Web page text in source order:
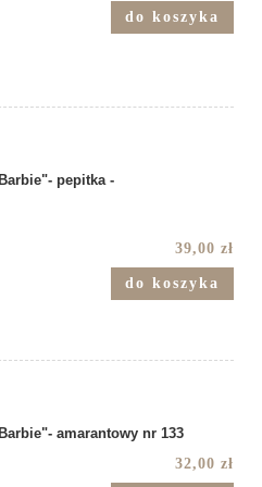
do koszyka
pepitka -
39,00 zł
do koszyka
amarantowy nr 133
32,00 zł